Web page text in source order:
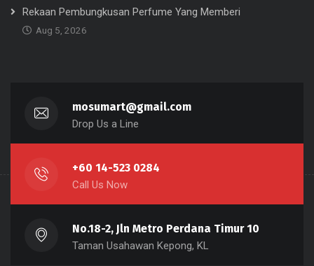
Rekaan Pembungkusan Perfume Yang Memberi
Aug 5, 2026
mosumart@gmail.com
Drop Us a Line
+60 14-523 0284
Call Us Now
No.18-2, Jln Metro Perdana Timur 10
Taman Usahawan Kepong, KL